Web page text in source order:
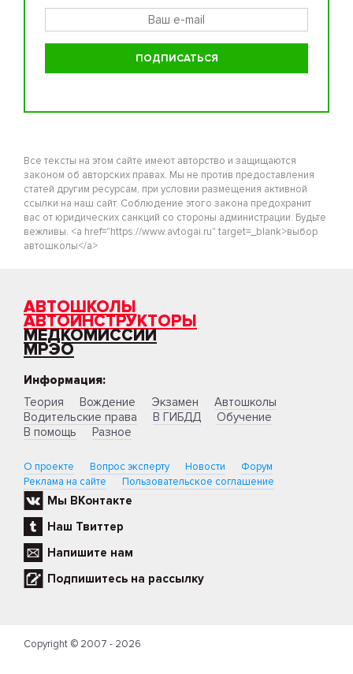
Все тексты на этом сайте имеют авторство и защищаются
законом об авторских правах. Мы не против предоставления
статей другим ресурсам, при условии размещения активной
ссылки на наш сайт. Соблюдение этого закона предохранит
вас от юридических санкций со стороны администрации. Будьте
вежливы. <a href="https://www.avtogai.ru" target=_blank>выбор
автошколы</a>
АВТОШКОЛЫ
АВТОИНСТРУКТОРЫ
МЕДКОМИССИИ
МРЭО
Информация:
Теория
Вождение Экзамен
Автошколы
Водительские права
В ГИБДД
Обучение
В помощь
Разное
О проекте Вопрос эксперту Новости
Форум
Реклама на сайте
Пользовательское соглашение
Мы ВКонтакте
Наш Твиттер
Напишите нам
Подпишитесь на рассылку
Copyright © 2007 - 2026